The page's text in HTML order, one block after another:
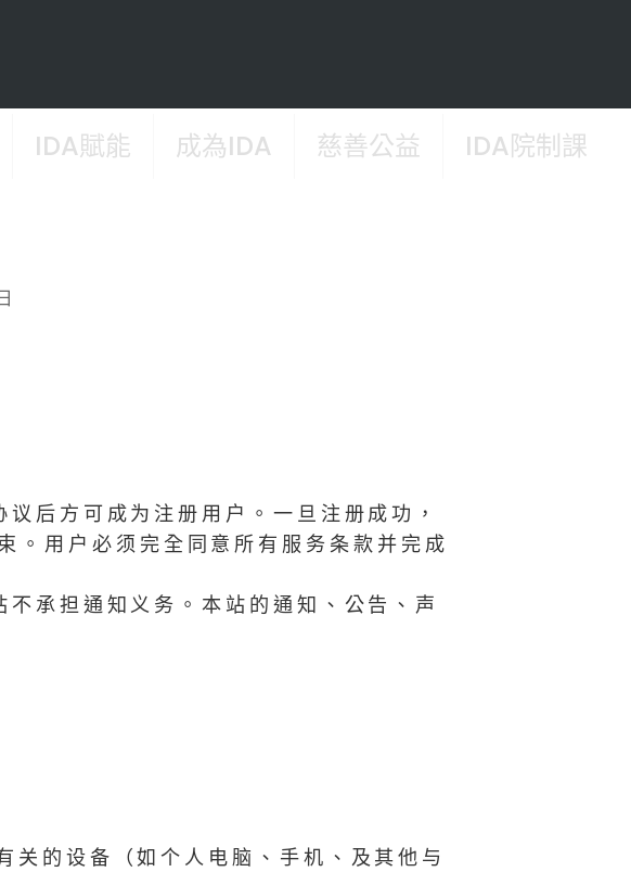
IDA賦能 成為IDA 慈善公益 IDA院制課
后方可成为注册用户。一旦注册成功，
。用户必须完全同意所有服务条款并完成
承担通知义务。本站的通知、公告、声
的设备（如个人电脑、手机、及其他与